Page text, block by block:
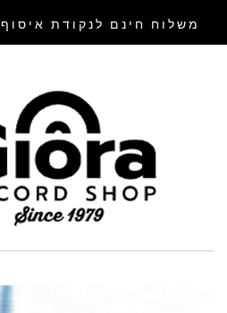
משלוח חינם לנקודת איסוף